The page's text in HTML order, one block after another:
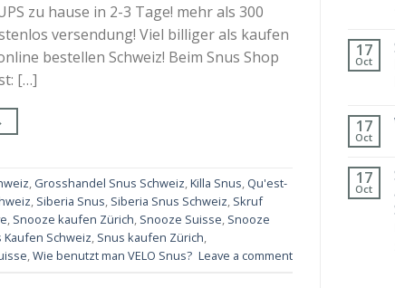
zu hause in 2-3 Tage! mehr als 300
versendung! Viel billiger als kaufen
bestellen Schweiz! Beim Snus Shop
[…]
, Grosshandel Snus Schweiz,Killa Snus, Qu'est-
, Siberia Snus, Siberia Snus Schweiz, Skruf
, Snooze kaufen Zürich, Snooze Suisse, Snooze
Kaufen Schweiz, Snus kaufen Zürich,
,Wie benutzt man VELO Snus? Leave a comment
17
Oct
17
Oct
17
Oct